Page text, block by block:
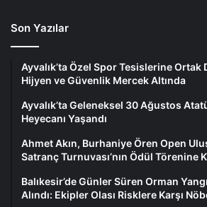
Son Yazılar
Ayvalık’ta Özel Spor Tesislerine Ortak
Hijyen ve Güvenlik Mercek Altında
Ayvalık’ta Geleneksel 30 Ağustos
Heyecanı Yaşandı
Ahmet Akın, Burhaniye Ören Open
Satranç Turnuvası’nın Ödül Törenine
Balıkesir’de Günler Süren Orman
Alındı: Ekipler Olası Risklere Karşı